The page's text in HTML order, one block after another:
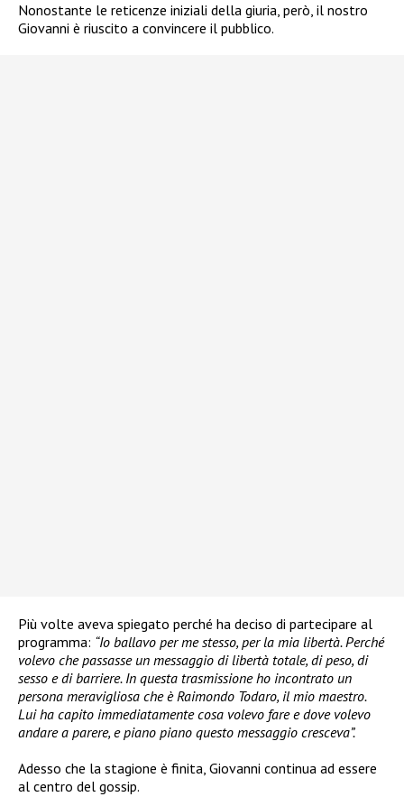
Nonostante le reticenze iniziali della giuria, però, il nostro
Giovanni è riuscito a convincere il pubblico.
Più volte aveva spiegato perché ha deciso di partecipare al
programma: “Io ballavo per me stesso, per la mia libertà. Perché
volevo che passasse un messaggio di libertà totale, di peso, di
sesso e di barriere. In questa trasmissione ho incontrato un
persona meravigliosa che è Raimondo Todaro, il mio maestro.
Lui ha capito immediatamente cosa volevo fare e dove volevo
andare a parere, e piano piano questo messaggio cresceva”.
Adesso che la stagione è finita, Giovanni continua ad essere
al centro del gossip.